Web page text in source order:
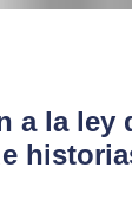
a la ley